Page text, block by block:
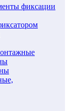
фиксации